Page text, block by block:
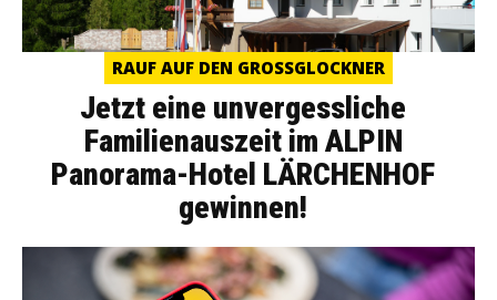
RAUF AUF DEN GROSSGLOCKNER
Jetzt eine unvergessliche
Familienauszeit im ALPIN
Panorama-Hotel LÄRCHENHOF
gewinnen!